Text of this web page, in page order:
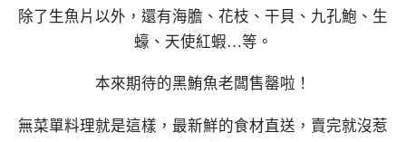
除了生魚片以外，還有海膽、花枝、干貝、九孔鮑、生
蠔、天使紅蝦…等。
本來期待的黑鮪魚老闆售罄啦！
無菜單料理就是這樣，最新鮮的食材直送，賣完就沒惹